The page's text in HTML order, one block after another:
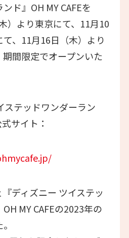
ド』OH MY CAFEを
）より東京にて、11月10
、11月16日（木）より
間限定でオープンいた
テッドワンダーラン
サイト：
ディズニー ツイステッ
MY CAFEの2023年の